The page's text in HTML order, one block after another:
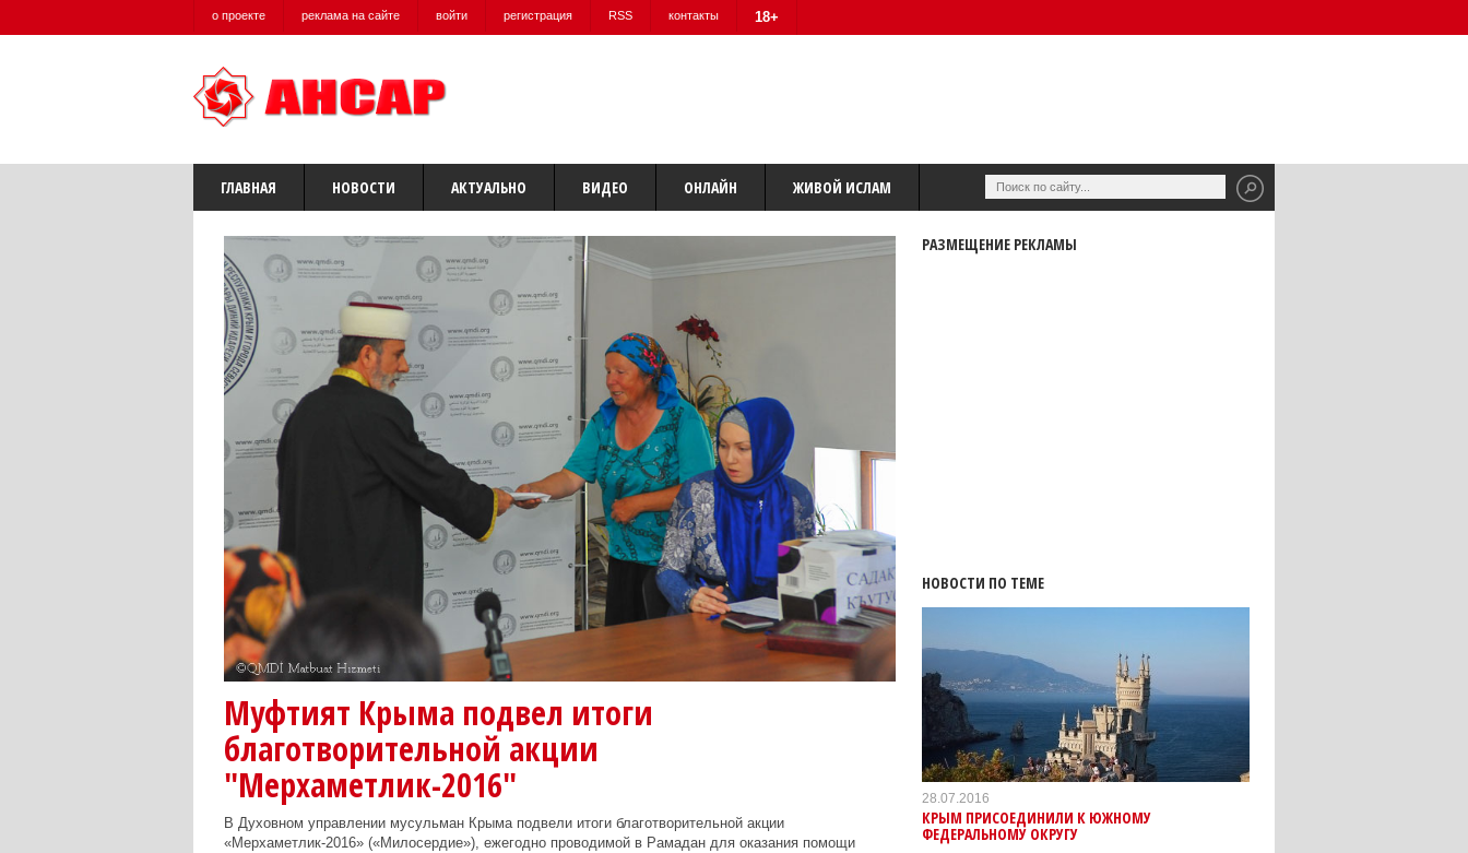
о проекте реклама на сайте войти регистрация RSS контакты 18+
ГЛАВНАЯ НОВОСТИ АКТУАЛЬНО ВИДЕО ОНЛАЙН ЖИВОЙ ИСЛАМ
Муфтият Крыма подвел итоги
благотворительной акции
"Мерхаметлик-2016"
В Духовном управлении мусульман Крыма подвели итоги благотворительной акции
«Мерхаметлик-2016» («Милосердие»), ежегодно проводимой в Рамадан для оказания помощи
РАЗМЕЩЕНИЕ РЕКЛАМЫ
НОВОСТИ ПО ТЕМЕ
28.07.2016
КРЫМ ПРИСОЕДИНИЛИ К ЮЖНОМУ
ФЕДЕРАЛЬНОМУ ОКРУГУ